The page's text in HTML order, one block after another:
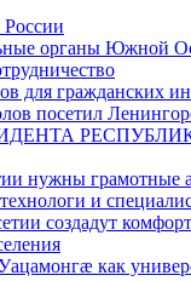
органы Южной
для гражданских
посетил
нужны грамотные
и
создадут
как